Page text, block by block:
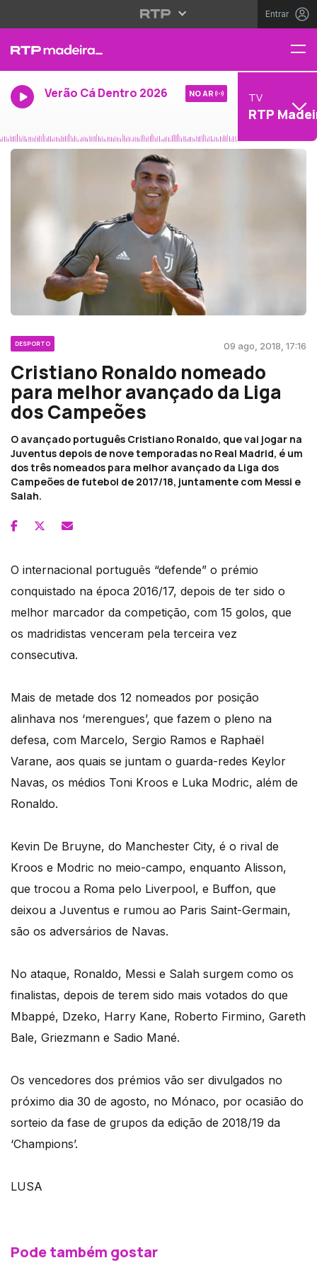
Entrar
Verão Cá Dentro 2026 NO AR TV
RTP
DESPORTO 09 ago, 2018, 17:16
Cristiano Ronaldo nomeado
para melhor avançado da Liga
dos Campeões
O avançado português Cristiano Ronaldo, que vai jogar na
Juventus depois de nove temporadas no Real Madrid, é um
dos três nomeados para melhor avançado da Liga dos
Campeões de futebol de 2017/18, juntamente com Messi e
Salah.
O internacional português “defende” o prémio
conquistado na época 2016/17, depois de ter sido o
melhor marcador da competição, com 15 golos, que
os madridistas venceram pela terceira vez
consecutiva.
Mais de metade dos 12 nomeados por posição
alinhava nos ‘merengues’, que fazem o pleno na
defesa, com Marcelo, Sergio Ramos e Raphaël
Varane, aos quais se juntam o guarda-redes Keylor
Navas, os médios Toni Kroos e Luka Modric, além de
Ronaldo.
Kevin De Bruyne, do Manchester City, é o rival de
Kroos e Modric no meio-campo, enquanto Alisson,
que trocou a Roma pelo Liverpool, e Buffon, que
deixou a Juventus e rumou ao Paris Saint-Germain,
são os adversários de Navas.
No ataque, Ronaldo, Messi e Salah surgem como os
finalistas, depois de terem sido mais votados do que
Mbappé, Dzeko, Harry Kane, Roberto Firmino, Gareth
Bale, Griezmann e Sadio Mané.
Os vencedores dos prémios vão ser divulgados no
próximo dia 30 de agosto, no Mónaco, por ocasião do
sorteio da fase de grupos da edição de 2018/19 da
‘Champions’.
LUSA
Pode também gostar